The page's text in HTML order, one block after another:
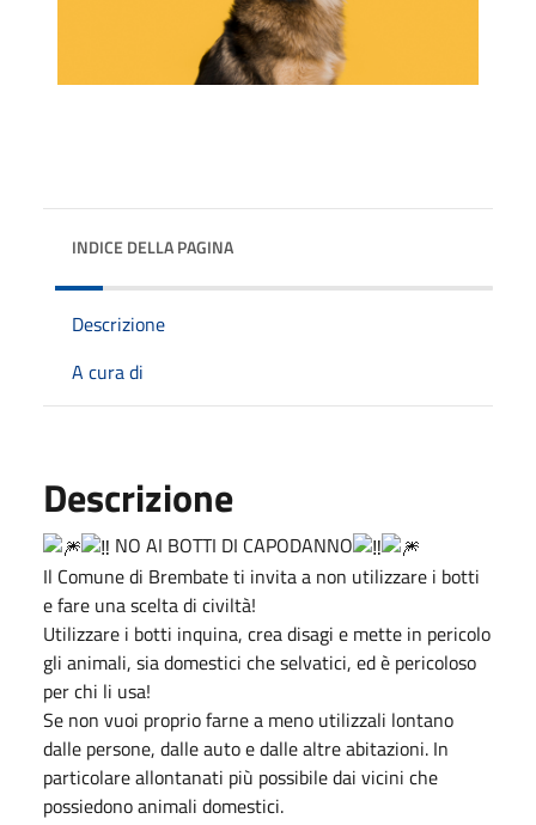
INDICE DELLA PAGINA
Descrizione
A cura di
Descrizione
NO AI BOTTI DI CAPODANNO
Il Comune di Brembate ti invita a non utilizzare i botti
e fare una scelta di civiltà!
Utilizzare i botti inquina, crea disagi e mette in pericolo
gli animali, sia domestici che selvatici, ed è pericoloso
per chi li usa!
Se non vuoi proprio farne a meno utilizzali lontano
dalle persone, dalle auto e dalle altre abitazioni. In
particolare allontanati più possibile dai vicini che
possiedono animali domestici.